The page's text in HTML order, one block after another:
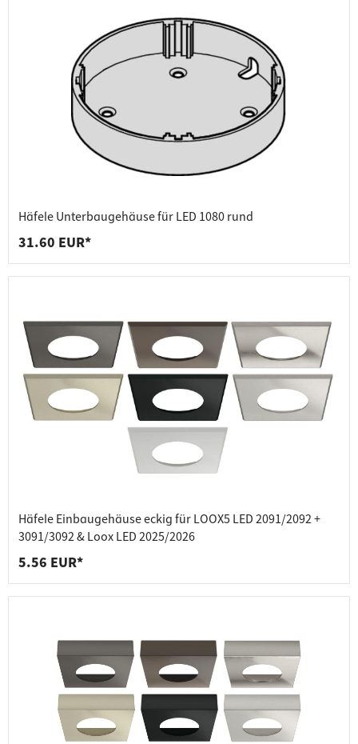
Häfele Unterbaugehäuse für LED 1080 rund
31.60 EUR*
Häfele Einbaugehäuse eckig für LOOX5 LED 2091/2092 +
3091/3092 & Loox LED 2025/2026
5.56 EUR*